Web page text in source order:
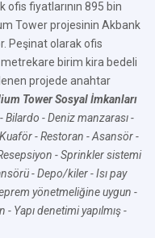
ofis fiyatlarının 895 bin
Tower projesinin Akbank
Peşinat olarak ofis
birim kira bedeli
projede anahtar
Tower Sosyal İmkanları
- Bilardo - Deniz manzarası-
- Restoran - Asansör-
- Sprinkler sistemi
- Depo/kiler- Isı pay
yönetmeliğine uygun -
- Yapı denetimi yapılmış-